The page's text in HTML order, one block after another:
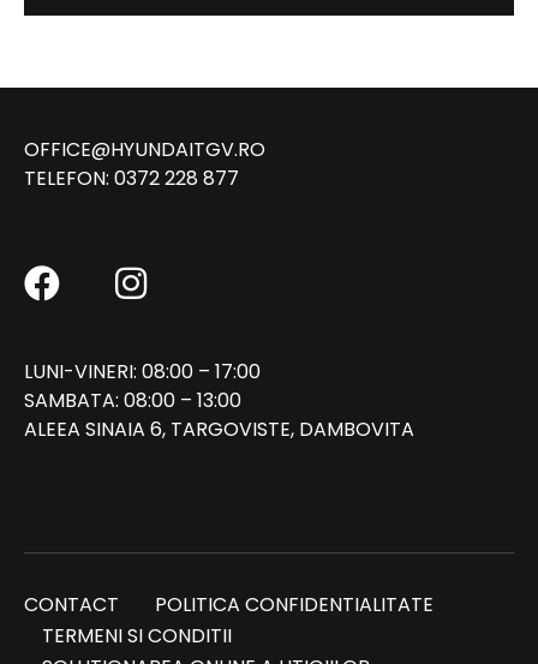
OFFICE@HYUNDAITGV.RO
TELEFON: 0372 228 877
LUNI-VINERI: 08:00 – 17:00
SAMBATA: 08:00 – 13:00
ALEEA SINAIA 6, TARGOVISTE, DAMBOVITA
CONTACT
POLITICA CONFIDENTIALITATE
TERMENI SI CONDITII